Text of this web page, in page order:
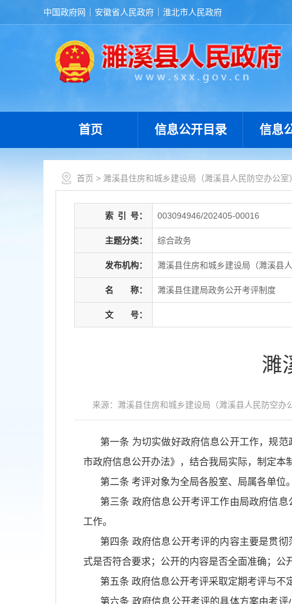
中国政府网 安徽省人民政府 淮北市人民政府
首页 信息公开目录 信息
首页 > 濉溪县住房和城乡建设局（濉溪县人民防空办公室）
索 引 号： 003094946/202405-00016
主题分类： 综合政务
发布机构： 濉溪县住房和城乡建设局（濉溪县
名 称： 濉溪县住建局政务公开考评制度
文 号：
濉
来源：濉溪县住房和城乡建设局（濉溪县人民防空办
第一条 为切实做好政府信息公开工作，规
市政府信息公开办法》，结合我局实际，制定本
第二条 考评对象为全局各股室、局属各单位。
第三条 政府信息公开考评工作由局政府信
工作。
第四条 政府信息公开考评的内容主要是贯
式是否符合要求；公开的内容是否全面准确；公
第五条 政府信息公开考评采取定期考评与不
第六条 政府信息公开考评的具体方案由考